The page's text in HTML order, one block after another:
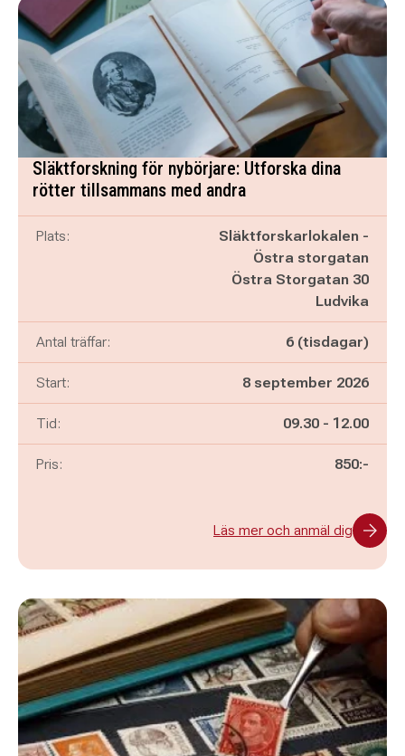
Släktforskning för nybörjare: Utforska dina
rötter tillsammans med andra
Plats:
Släktforskarlokalen -
Östra storgatan
Östra Storgatan 30
Ludvika
Antal träffar: 6 (tisdagar)
Start: 8 september 2026
Tid: Pågår mellan
09.30 - och
12.00
Pris: 850:-
Läs mer och anmäl dig